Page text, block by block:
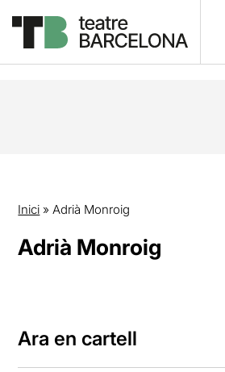
Inici »Adrià Monroig
Adrià Monroig
Ara en cartell